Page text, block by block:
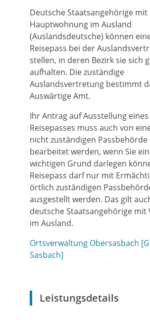
Deutsche Staatsangehörige mit
Hauptwohnung im Ausland
(Auslandsdeutsche) können
Reisepass bei der
stellen, in deren Bezirk sie sich
aufhalten. Die zuständige
Auslandsvertretung bestimmt
Auswärtige Amt.
Ihr Antrag auf Ausstellung eines
Reisepasses muss auch von
nicht zuständigen Passbehörde
bearbeitet werden, wenn Sie
wichtigen Grund darlegen
Reisepass darf nur mit
örtlich zuständigen
ausgestellt werden. Das gilt
deutsche Staatsangehörige mit
im Ausland.
Ortsverwaltung Obersasbach
Sasbach]
Leistungsdetails